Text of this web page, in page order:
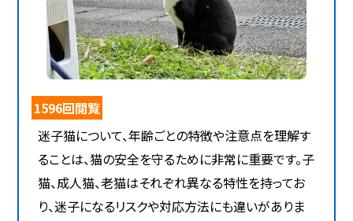
1596回閲覧
迷子猫について、年齢ごとの特徴や注意点を理解す
ることは、猫の安全を守るために非常に重要です。子
猫、成人猫、老猫はそれぞれ異なる特性を持ってお
り、迷子になるリスクや対応方法にも違いがありま